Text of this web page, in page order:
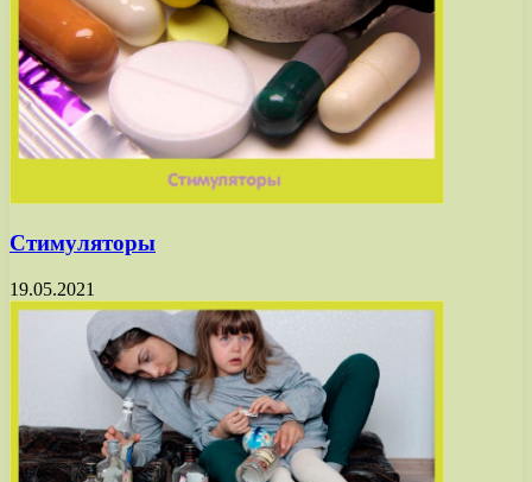
Стимуляторы
19.05.2021